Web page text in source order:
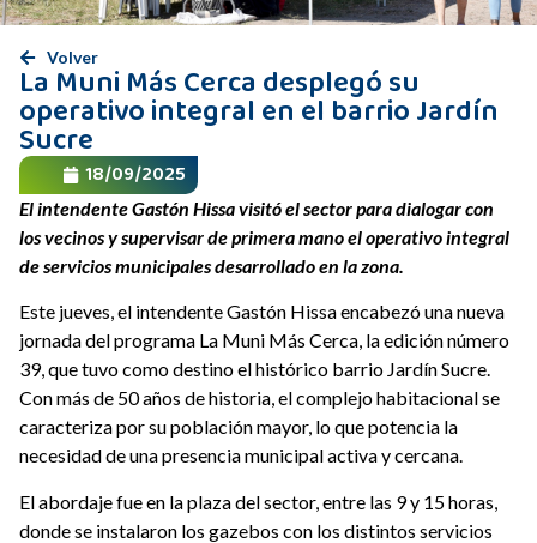
Volver
La Muni Más Cerca desplegó su
operativo integral en el barrio Jardín
Sucre
18/09/2025
El intendente Gastón Hissa visitó el sector para dialogar con
los vecinos y supervisar de primera mano el operativo integral
de servicios municipales desarrollado en la zona.
Este jueves, el intendente Gastón Hissa encabezó una nueva
jornada del programa La Muni Más Cerca, la edición número
39, que tuvo como destino el histórico barrio Jardín Sucre.
Con más de 50 años de historia, el complejo habitacional se
caracteriza por su población mayor, lo que potencia la
necesidad de una presencia municipal activa y cercana.
El abordaje fue en la plaza del sector, entre las 9 y 15 horas,
donde se instalaron los gazebos con los distintos servicios